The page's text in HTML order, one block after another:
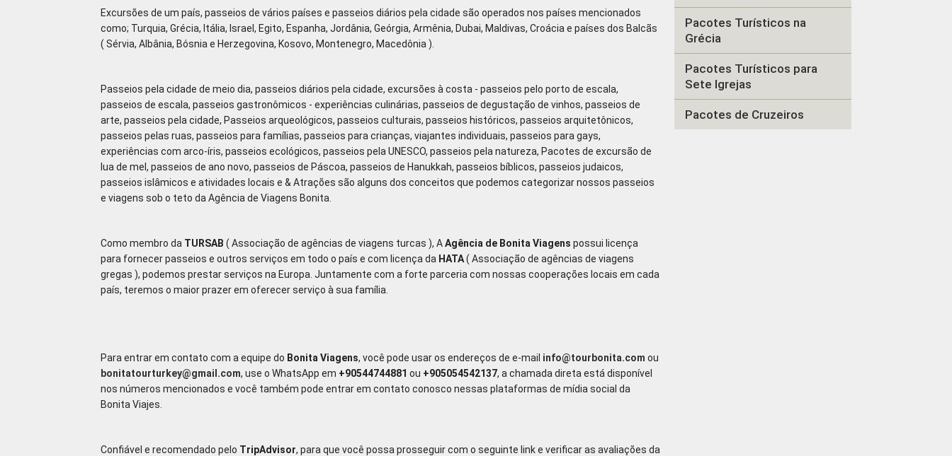
Excursões de um país, passeios de vários países e passeios diários pela cidade são operados nos países mencionados
como; Turquia, Grécia, Itália, Israel, Egito, Espanha, Jordânia, Geórgia, Armênia, Dubai, Maldivas, Croácia e países dos Balcãs
( Sérvia, Albânia, Bósnia e Herzegovina, Kosovo, Montenegro, Macedônia ).
Passeios pela cidade de meio dia, passeios diários pela cidade, excursões à costa - passeios pelo porto de escala,
passeios de escala, passeios gastronômicos - experiências culinárias, passeios de degustação de vinhos, passeios de
arte, passeios pela cidade, Passeios arqueológicos, passeios culturais, passeios históricos, passeios arquitetônicos,
passeios pelas ruas, passeios para famílias, passeios para crianças, viajantes individuais, passeios para gays,
experiências com arco-íris, passeios ecológicos, passeios pela UNESCO, passeios pela natureza, Pacotes de excursão de
lua de mel, passeios de ano novo, passeios de Páscoa, passeios de Hanukkah, passeios bíblicos, passeios judaicos,
passeios islâmicos e atividades locais e & Atrações são alguns dos conceitos que podemos categorizar nossos passeios
e viagens sob o teto da Agência de Viagens Bonita.
Como membro da TURSAB ( Associação de agências de viagens turcas ), AAgência de Bonita Viagens possui licença
para fornecer passeios e outros serviços em todo o país e com licença da HATA( Associação de agências de viagens
gregas ), podemos prestar serviços na Europa. Juntamente com a forte parceria com nossas cooperações locais em cada
país, teremos o maior prazer em oferecer serviço à sua família.
Para entrar em contato com a equipe do Bonita Viagens, você pode usar os endereços de e-mail info@tourbonita.com ou
bonitatourturkey@gmail.com, use o WhatsApp em +90544744881 ou +905054542137, a chamada direta está disponível
nos números mencionados e você também pode entrar em contato conosco nessas plataformas de mídia social da
Bonita Viajes.
Confiável e recomendado pelo TripAdvisor, para que você possa prosseguir com o seguinte link e verificar as avaliações da
Pacotes Turísticos na
Grécia
Pacotes Turísticos para
Sete Igrejas
Pacotes de Cruzeiros